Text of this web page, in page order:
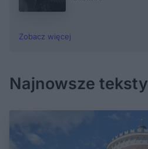
Zobacz więcej
Najnowsze teksty